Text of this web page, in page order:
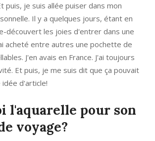
puis, je suis allée puiser dans mon
Il y a quelques jours, étant en
découvert les joies d'entrer dans une
acheté entre autres une pochette de
J'en avais en France. J'ai toujours
Et puis, je me suis dit que ça pouvait
d'article!
l'aquarelle pour son
voyage?